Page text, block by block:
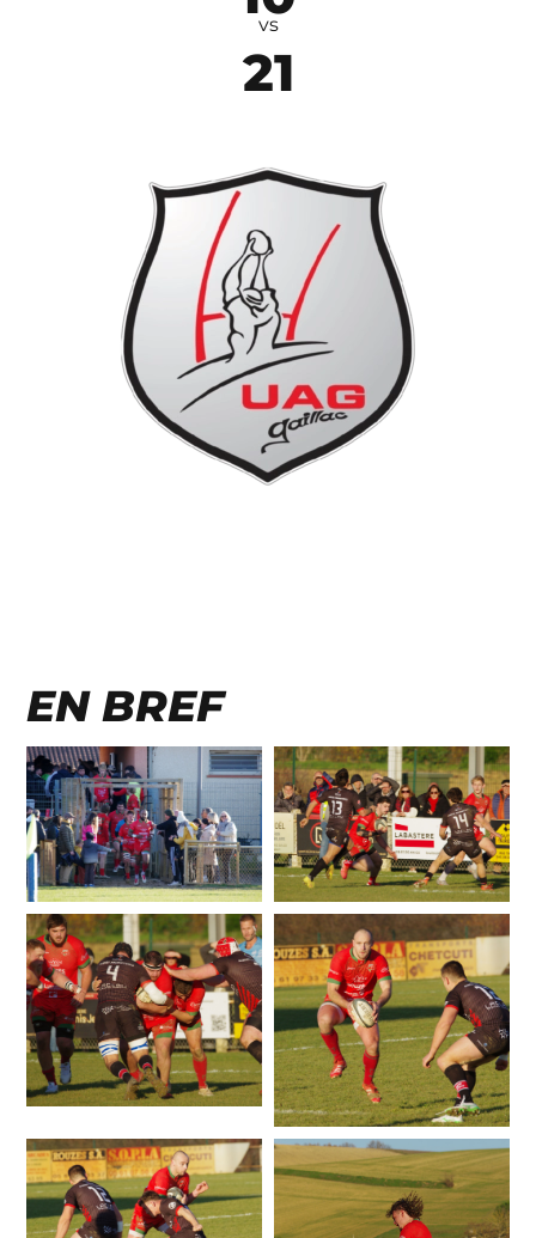
vs
21
EN BREF